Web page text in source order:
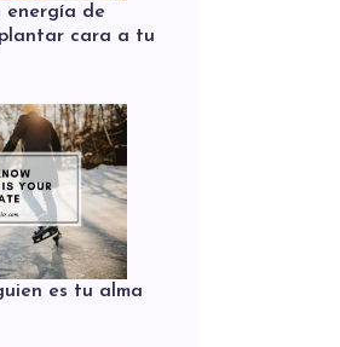
energía de
cara a tu
es tu alma